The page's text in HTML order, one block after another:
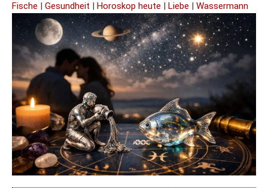
Fische | Gesundheit | Horoskop heute | Liebe | Wassermann